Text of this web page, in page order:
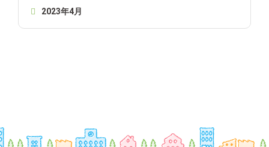
2023年4月